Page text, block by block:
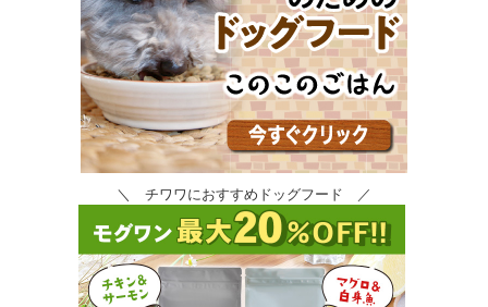
＼ チワワにおすすめドッグフード ／